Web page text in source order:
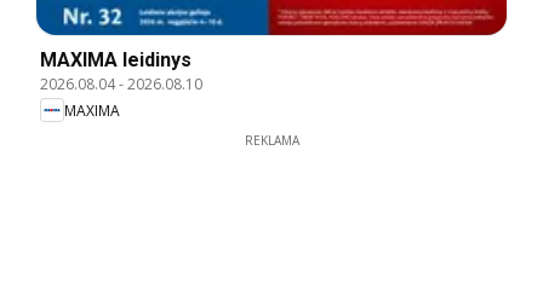
MAXIMA leidinys
2026.08.04-2026.08.10
MAXIMA
REKLAMA